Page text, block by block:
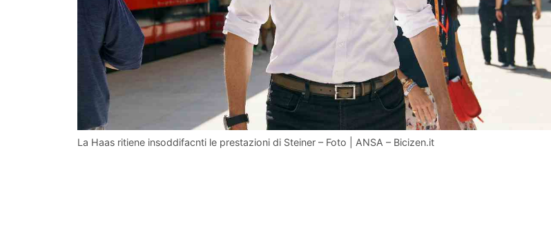
La Haas ritiene insoddifacnti le prestazioni di Steiner – Foto | ANSA – Bicizen.it